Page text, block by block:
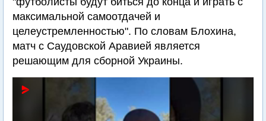
максимальной самоотдачей и
целеустремленностью". По словам Блохина,
матч с Саудовской Аравией является
решающим для сборной Украины.